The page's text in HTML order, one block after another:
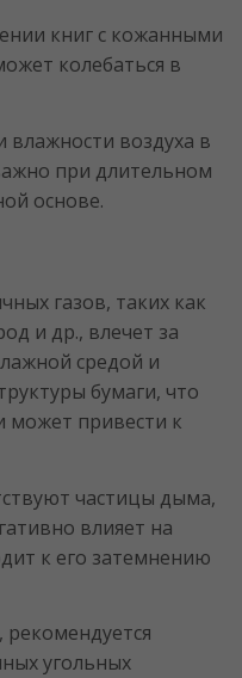
книг с кожанными
колебаться в
воздуха в
при длительном
основе.
газов, таких как
и др., влечет за
средой и
бумаги, что
может привести к
частицы дыма,
влияет на
к его затемнению
угольных